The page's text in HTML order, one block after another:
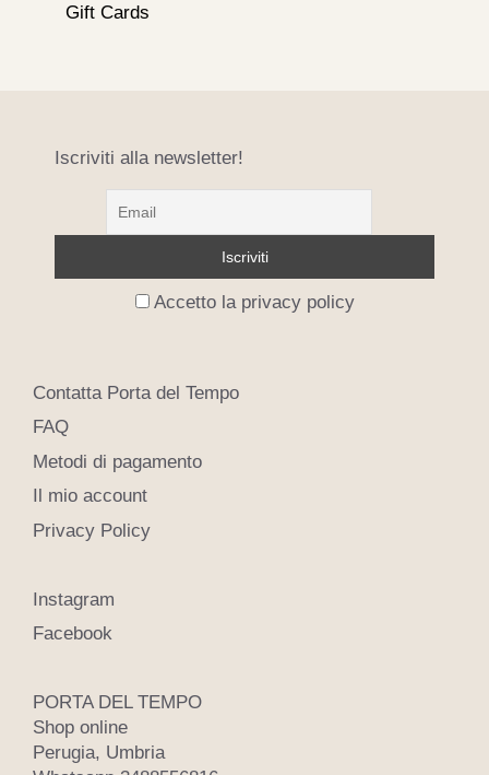
Gift Cards
Iscriviti alla newsletter!
Accetto la privacy policy
Contatta Porta del Tempo
FAQ
Metodi di pagamento
Il mio account
Privacy Policy
Instagram
Facebook
PORTA DEL TEMPO
Shop online
Perugia, Umbria